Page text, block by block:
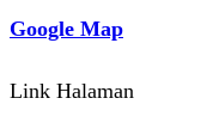
Google Map
Link Halaman